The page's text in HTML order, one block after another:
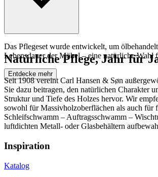
Das Pflegeset wurde entwickelt, um
Lebensdauer der Möbel – eine natürliche
Entdecke mehr
Natürliche Pflege, Jahr für
Seit 1908 vereint Carl Hansen & Søn
Sie dazu beitragen, den natürlichen Charakter
Struktur und Tiefe des Holzes hervor. Wir
sowohl für Massivholzoberflächen als auch für
Schleifschwamm – Auftragsschwamm –
luftdichten Metall- oder Glasbehältern
Inspiration
Katalog